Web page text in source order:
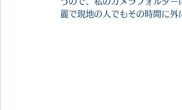
麗で現地の人でもその時間に外